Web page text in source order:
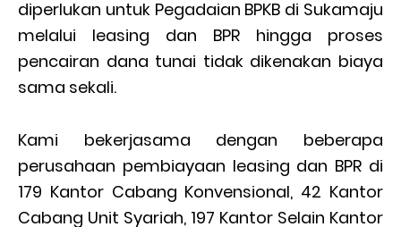
diperlukan untuk Pegadaian BPKB di Sukamaju
melalui leasing dan BPR hingga proses
pencairan dana tunai tidak dikenakan biaya
sama sekali.
Kami bekerjasama dengan beberapa
perusahaan pembiayaan leasing dan BPR di
179 Kantor Cabang Konvensional, 42 Kantor
Cabang Unit Syariah, 197 Kantor Selain Kantor